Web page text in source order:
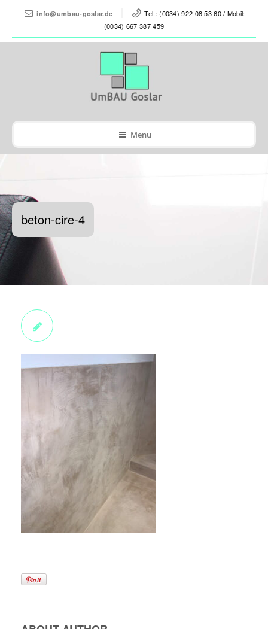
info@umbau-goslar.de
Tel.: (0034) 922 08 53 60 / Mobil:
(0034) 667 387 459
Menu
beton-cire-4